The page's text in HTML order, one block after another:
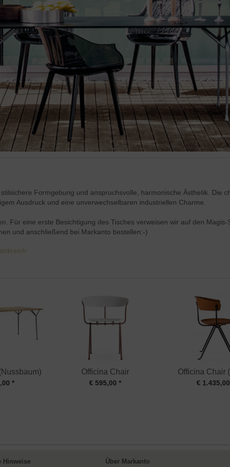
Formgebung und anspruchsvolle, harmonische Ästhetik. Die
Ausdruck und eine unverwechselbaren industriellen Charme.
Für eine erste Besichtigung des Tisches verweisen wir auf den
und anschließend bei Markanto bestellen:-)
*
Officina Chair
€ 595,00 *
Officina Chair
€
Hinweise Über Markanto